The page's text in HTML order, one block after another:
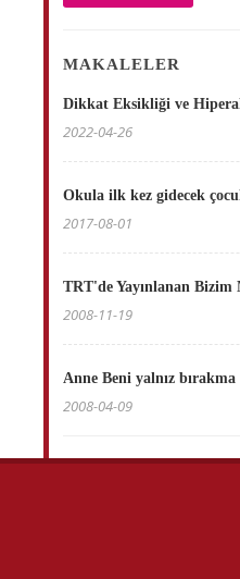
MAKALELER
Dikkat Eksikliği ve
2022-04-26
Okula ilk kez gidecek
2017-08-01
TRT'de Yayınlanan Bizim
2008-11-19
Anne Beni yalnız bırakma
2008-04-09